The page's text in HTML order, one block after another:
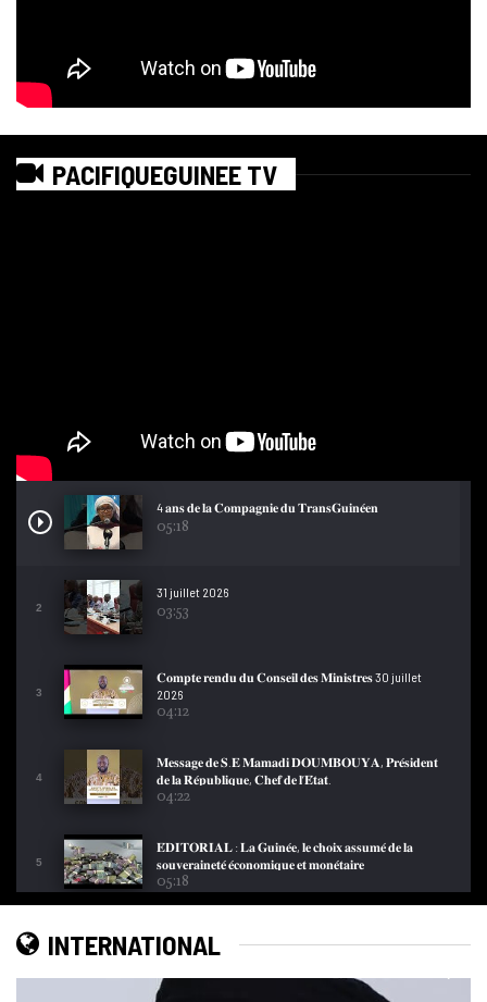
PACIFIQUEGUINEE TV
4 𝐚𝐧𝐬 𝐝𝐞 𝐥𝐚 𝐂𝐨𝐦𝐩𝐚𝐠𝐧𝐢𝐞 𝐝𝐮 𝐓𝐫𝐚𝐧𝐬𝐆𝐮𝐢𝐧𝐞́𝐞𝐧
05:18
2
31 juillet 2026
03:53
3
𝐂𝐨𝐦𝐩𝐭𝐞 𝐫𝐞𝐧𝐝𝐮 𝐝𝐮 𝐂𝐨𝐧𝐬𝐞𝐢𝐥 𝐝𝐞𝐬 𝐌𝐢𝐧𝐢𝐬𝐭𝐫𝐞𝐬 30 juillet
2026
04:12
4
𝐌𝐞𝐬𝐬𝐚𝐠𝐞 𝐝𝐞 𝐒.𝐄 𝐌𝐚𝐦𝐚𝐝𝐢 𝐃𝐎𝐔𝐌𝐁𝐎𝐔𝐘𝐀, 𝐏𝐫𝐞́𝐬𝐢𝐝𝐞𝐧𝐭
𝐝𝐞 𝐥𝐚 𝐑𝐞́𝐩𝐮𝐛𝐥𝐢𝐪𝐮𝐞, 𝐂𝐡𝐞𝐟 𝐝𝐞 𝐥’𝐄́𝐭𝐚𝐭.
04:22
5
𝐄́𝐃𝐈𝐓𝐎𝐑𝐈𝐀𝐋 : 𝐋𝐚 𝐆𝐮𝐢𝐧𝐞́𝐞, 𝐥𝐞 𝐜𝐡𝐨𝐢𝐱 𝐚𝐬𝐬𝐮𝐦𝐞́ 𝐝𝐞 𝐥𝐚
𝐬𝐨𝐮𝐯𝐞𝐫𝐚𝐢𝐧𝐞𝐭𝐞́ 𝐞́𝐜𝐨𝐧𝐨𝐦𝐢𝐪𝐮𝐞 𝐞𝐭 𝐦𝐨𝐧𝐞́𝐭𝐚𝐢𝐫𝐞
05:18
6
𝐒𝐢𝐦𝐚𝐧𝐝𝐨𝐮 𝐞𝐭 𝐜𝐞𝐥𝐮𝐢 𝐝𝐞 𝐥𝐚 𝐆𝐮𝐢𝐧𝐞́𝐞
INTERNATIONAL